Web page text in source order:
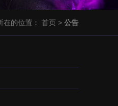
在的位置： 首页 > 公告